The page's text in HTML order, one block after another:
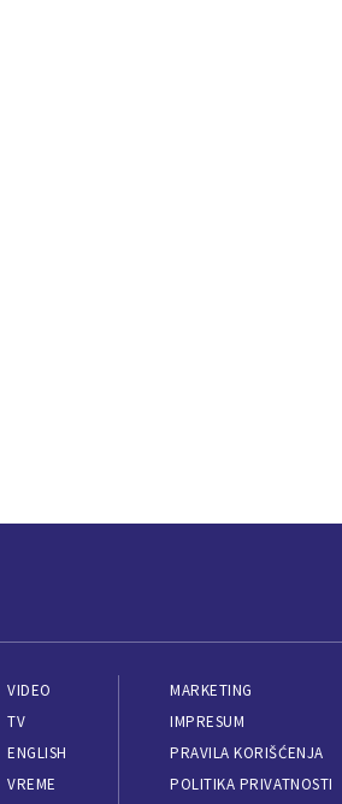
VIDEO
TV
ENGLISH
VREME
MARKETING
IMPRESUM
PRAVILA KORIŠĆENJA
POLITIKA PRIVATNOSTI